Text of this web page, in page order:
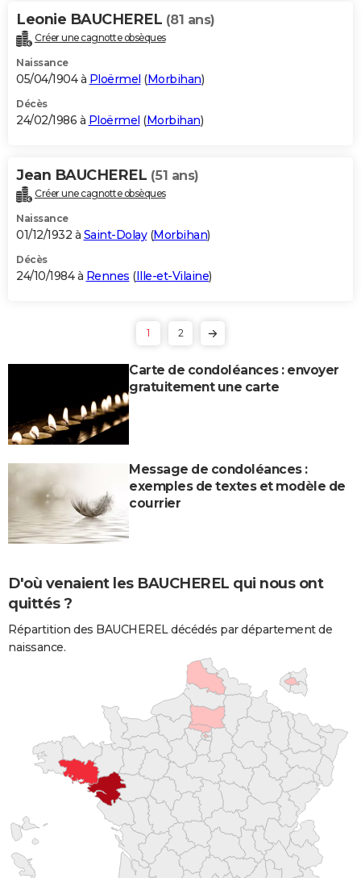
Leonie BAUCHEREL (81 ans)
Créer une cagnotte obsèques
Naissance
05/04/1904 à Ploërmel (Morbihan)
Décès
24/02/1986 à Ploërmel (Morbihan)
Jean BAUCHEREL (51 ans)
Créer une cagnotte obsèques
Naissance
01/12/1932 à Saint-Dolay(Morbihan)
Décès
24/10/1984 à Rennes (Ille-et-Vilaine)
1 2
Carte de condoléances : envoyer
gratuitement une carte
Message de condoléances :
exemples de textes et modèle de
courrier
D'où venaient les BAUCHEREL qui nous ont
quittés ?
Répartition des BAUCHEREL décédés par département de
naissance.